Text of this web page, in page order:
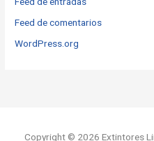
Feed de comentarios
WordPress.org
Copyright © 2026 Extintores